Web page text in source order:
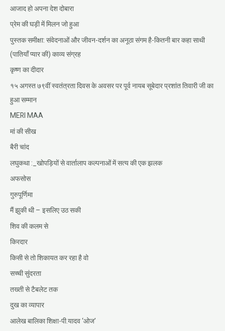
आजाद हो अपना देश दोबारा
प्रेम की घड़ी में मिलन जो हुआ
पुस्तक समीक्षा: संवेदनाओं और जीवन-दर्शन का अनूठा संगम है-कितनी बार कहा साथी
(पातियाँ प्यार की) काव्य संग्रह
कृष्ण का दीदार
१५ अगस्त ७९वीं स्वतंत्रता दिवस के अवसर पर पूर्व नायब सूबेदार प्रशांत तिवारी जी का
हुआ सम्मान
MERI MAA
मां की सीख
बैरी चांद
लघुकथा :_खोपड़ियों से वार्तालाप कल्पनाओं में सत्य की एक झलक
अफसोस
गुरुपूर्णिमा
मैं झुकी थी – इसलिए उठ सकी
शिव की कलम से
किरदार
किसी से तो शिकायत कर रहा है वो
सच्ची सुंदरता
तख्ती से टैबलेट तक
दुख का व्यापार
आलेख बालिका शिक्षा-पी.यादव ‘ओज’